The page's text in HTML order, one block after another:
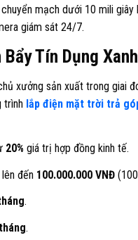
mạch dưới 10 mili
giám sát 24/7.
Tín Dụng Xanh
xưởng sản xuất trong giai
trình lắp điện mặt trời trả
20% giá trị hợp đồng kinh tế.
đến 100.000.000 VNĐ(100
.
.